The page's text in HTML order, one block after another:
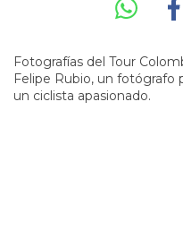
Fotografías del Tour
Felipe Rubio, un fotógrafo
un ciclista apasionado.